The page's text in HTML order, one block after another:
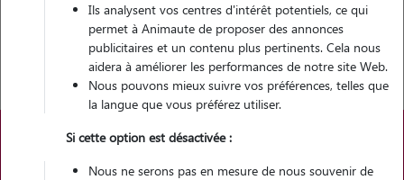
Alimentation du Kelpie Australien
Santé du Kelpie Australien
Entretien et toilettage du Kelpie Australien
Prix du Kelpie Australien
Ils analysent vos centres d'intérêt potentiels, ce qui
permet à Animaute de proposer des annonces
publicitaires et un contenu plus pertinents. Cela nous
aidera à améliorer les performances de notre site Web.
Nous pouvons mieux suivre vos préférences, telles que
la langue que vous préférez utiliser.
Si cette option est désactivée :
Nous ne serons pas en mesure de nous souvenir de